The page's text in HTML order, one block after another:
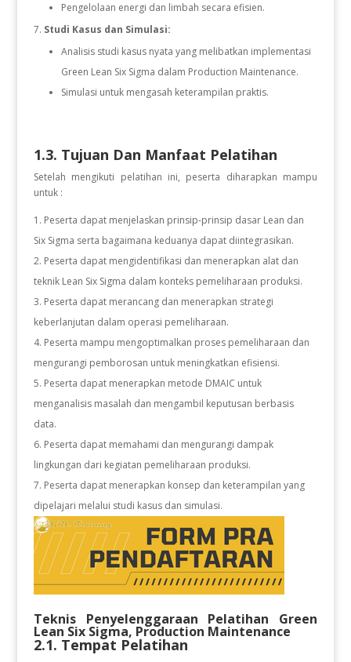
Pengelolaan energi dan limbah secara efisien.
Studi Kasus dan Simulasi:
Analisis studi kasus nyata yang melibatkan implementasi
Green Lean Six Sigma dalam Production Maintenance.
Simulasi untuk mengasah keterampilan praktis.
1.3. Tujuan Dan Manfaat Pelatihan
Setelah mengikuti pelatihan ini, peserta diharapkan mampu
untuk :
Peserta dapat menjelaskan prinsip-prinsip dasar Lean dan
Six Sigma serta bagaimana keduanya dapat diintegrasikan.
Peserta dapat mengidentifikasi dan menerapkan alat dan
teknik Lean Six Sigma dalam konteks pemeliharaan produksi.
Peserta dapat merancang dan menerapkan strategi
keberlanjutan dalam operasi pemeliharaan.
Peserta mampu mengoptimalkan proses pemeliharaan dan
mengurangi pemborosan untuk meningkatkan efisiensi.
Peserta dapat menerapkan metode DMAIC untuk
menganalisis masalah dan mengambil keputusan berbasis
data.
Peserta dapat memahami dan mengurangi dampak
lingkungan dari kegiatan pemeliharaan produksi.
Peserta dapat menerapkan konsep dan keterampilan yang
dipelajari melalui studi kasus dan simulasi.
Teknis Penyelenggaraan Pelatihan Green
Lean Six Sigma, Production Maintenance
2.1. Tempat Pelatihan